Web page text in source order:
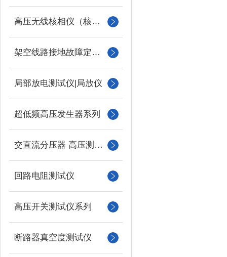
高压无线核相仪（核相器）
架空线路接地故障定位仪
局部放电测试仪|局放仪
超低频高压发生器系列
交直流分压器 高压测量仪
回路电阻测试仪
高压开关测试仪系列
断路器真空度测试仪